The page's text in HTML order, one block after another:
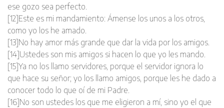
ese gozo sea perfecto.
[12]Este es mi mandamiento: Ámense los unos a los otros,
como yo los he amado.
[13]No hay amor más grande que dar la vida por los amigos.
[14]Ustedes son mis amigos si hacen lo que yo les mando.
[15]Ya no los llamo servidores, porque el servidor ignora lo
que hace su señor; yo los llamo amigos, porque les he dado a
conocer todo lo que oí de mi Padre.
[16]No son ustedes los que me eligieron a mí, sino yo el que